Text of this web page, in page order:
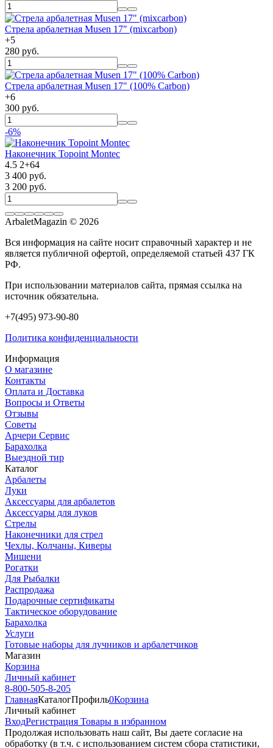
Стрела арбалетная Musen 17" (mixcarbon)
+5
280 руб.
Стрела арбалетная Musen 17" (100% Carbon)
+6
300 руб.
-6%
Наконечник Topoint Montec
4.5 2+64
3 400 руб.
3 200 руб.
ArbaletMagazin © 2026
Вся информация на сайте носит справочный характер и не
является публичной офертой, определяемой статьей 437 ГК
РФ.
При использовании материалов сайта, прямая ссылка на
источник обязательна.
+7(495) 973-90-80
Политика конфиденциальности
Информация
О магазине
Контакты
Оплата и Доставка
Вопросы и Ответы
Отзывы
Советы
Арчери Сервис
Барахолка
Выездной тир
Каталог
Арбалеты
Луки
Аксессуары для арбалетов
Аксессуары для луков
Стрелы
Наконечники для стрел
Чехлы, Колчаны, Киверы
Мишени
Рогатки
Для Рыбалки
Распродажа
Подарочные сертификаты
Тактическое оборудование
Барахолка
Услуги
Готовые наборы для лучников и арбалетчиков
Магазин
Корзина
Личный кабинет
8-800-505-8-205
ГлавнаяКаталогПрофиль0Корзина
Личный кабинет
ВходРегистрация Товары в избранном
Продолжая использовать наш cайт, Вы даете согласие на
обработку (в т.ч. с использованием систем сбора статистики,